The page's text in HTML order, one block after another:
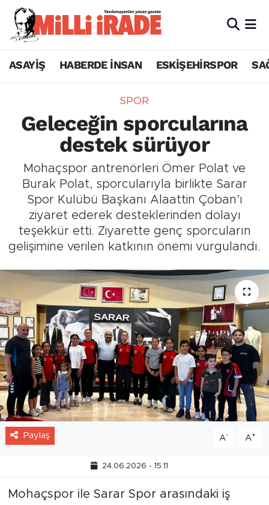
ASAYİŞ HABERDE İNSAN ESKİŞEHİRSPOR
SPOR
Geleceğin sporcularına
destek sürüyor
Mohaçspor antrenörleri Ömer Polat ve
Burak Polat, sporcularıyla birlikte Sarar
Spor Kulübü Başkanı Alaattin Çoban’ı
ziyaret ederek desteklerinden dolayı
teşekkür etti. Ziyarette genç sporcuların
gelişimine verilen katkının önemi vurgulandı.
Paylaş A- A+
24.06.2026 - 15:11
Mohaçspor ile Sarar Spor arasındaki iş